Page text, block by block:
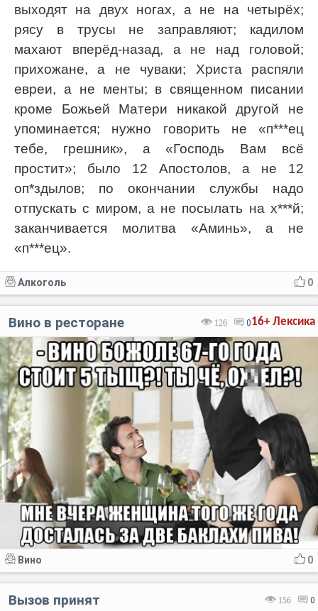
выходят на двух ногах, а не на четырёх;
рясу в трусы не заправляют; кадилом
махают вперёд-назад, а не над головой;
прихожане, а не чуваки; Христа распяли
евреи, а не менты; в священном писании
кроме Божьей Матери никакой другой не
упоминается; нужно говорить не «п***ец
тебе, грешник», а «Господь Вам всё
простит»; было 12 Апостолов, а не 12
оп*здылов; по окончании службы надо
отпускать с миром, а не посылать на х***й;
заканчивается молитва «Аминь», а не
«п***ец».
0
Алкоголь
Лексика
16+
126 0
Вино в ресторане
0
Вино
156 0
Вызов принят